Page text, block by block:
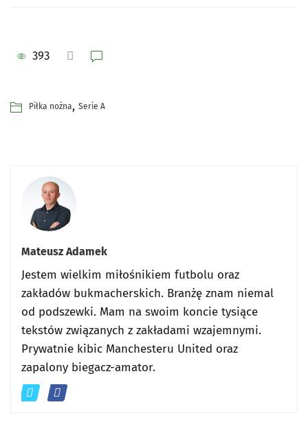
393
Piłka nożna, Serie A
Mateusz Adamek
Jestem wielkim miłośnikiem futbolu oraz
zakładów bukmacherskich. Branżę znam niemal
od podszewki. Mam na swoim koncie tysiące
tekstów związanych z zakładami wzajemnymi.
Prywatnie kibic Manchesteru United oraz
zapalony biegacz-amator.